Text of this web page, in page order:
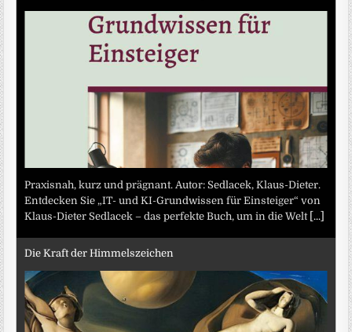
Praxisnah, kurz und prägnant. Autor: Sedlacek, Klaus-Dieter.
Entdecken Sie „IT- und KI-Grundwissen für Einsteiger“ von
Klaus-Dieter Sedlacek – das perfekte Buch, um in die Welt [...]
Die Kraft der Himmelszeichen